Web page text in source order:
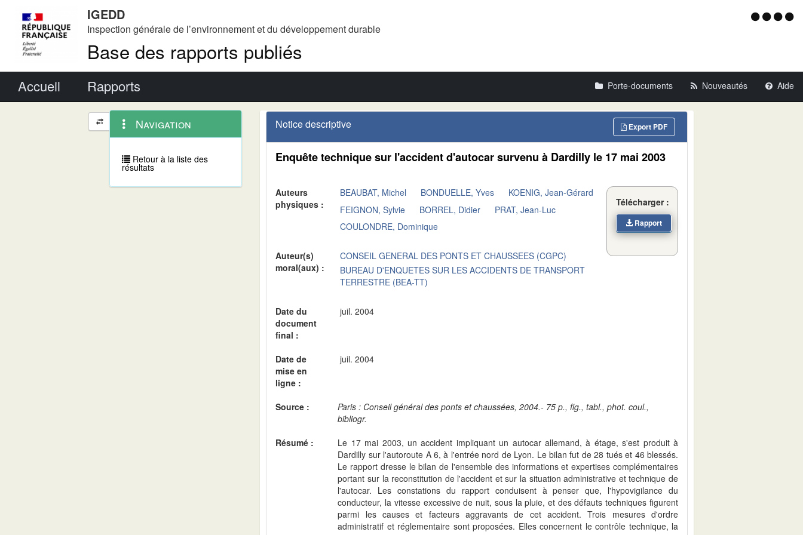
IGEDD
Inspection générale de l’environnement et du développement durable
Base des rapports publiés
Menu
Accueil Rapports Porte-documents Nouveautés Aide
Navigation
et
outils
annexes
contextuel
Navigation
Retour à la liste des
résultats
Notice descriptive Export PDF
Enquête technique sur l'accident d'autocar survenu à Dardilly le 17 mai 2003
Auteurs
physiques :
BEAUBAT, Michel BONDUELLE, Yves
KOENIG, Jean-Gérard
FEIGNON, Sylvie
BORREL, Didier
PRAT, Jean-Luc
COULONDRE, Dominique
Auteur(s)
moral(aux) :
CONSEIL GENERAL DES PONTS ET CHAUSSEES (CGPC)
BUREAU D'ENQUETES SUR LES ACCIDENTS DE TRANSPORT
TERRESTRE (BEA-TT)
Date du
document
final :
juil. 2004
Date de
mise en
ligne :
juil. 2004
Télécharger :
Rapport
Source :
Paris : Conseil général des ponts et chaussées, 2004.- 75 p., fig., tabl., phot. coul.,
bibliogr.
Résumé :
Le 17 mai 2003, un accident impliquant un autocar allemand, à étage, s'est produit à
Dardilly sur l'autoroute A 6, à l'entrée nord de Lyon. Le bilan fut de 28 tués et 46 blessés.
Le rapport dresse le bilan de l'ensemble des informations et expertises complémentaires
portant sur la reconstitution de l'accident et sur la situation administrative et technique de
l'autocar. Les constations du rapport conduisent à penser que, l'hypovigilance du
conducteur, la vitesse excessive de nuit, sous la pluie, et des défauts techniques figurent
parmi les causes et facteurs aggravants de cet accident. Trois mesures d'ordre
administratif et réglementaire sont proposées. Elles concernent le contrôle technique, la